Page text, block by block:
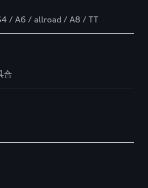
/ A6 / allroad / A8 / TT
合